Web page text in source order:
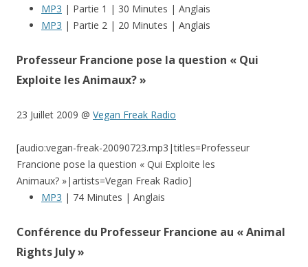
MP3 | Partie 1 | 30 Minutes | Anglais
MP3 | Partie 2 | 20 Minutes | Anglais
Professeur Francione pose la question « Qui
Exploite les Animaux? »
23 Juillet 2009 @ Vegan Freak Radio
[audio:vegan-freak-20090723.mp3|titles=Professeur
Francione pose la question « Qui Exploite les
Animaux? »|artists=Vegan Freak Radio]
MP3 | 74 Minutes | Anglais
Conférence du Professeur Francione au « Animal
Rights July »